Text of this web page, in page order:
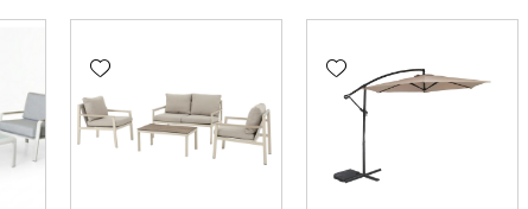
Add wishlist
Add wishlist